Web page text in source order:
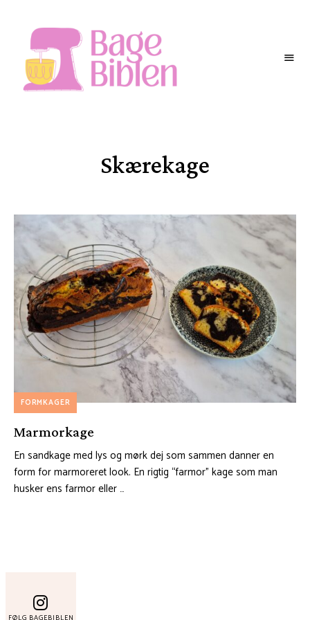
Skærekage
FORMKAGER
Marmorkage
En sandkage med lys og mørk dej som sammen danner en
form for marmoreret look. En rigtig “farmor” kage som man
husker ens farmor eller …